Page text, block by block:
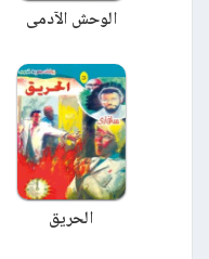
الوحش الآدمى
الحريق